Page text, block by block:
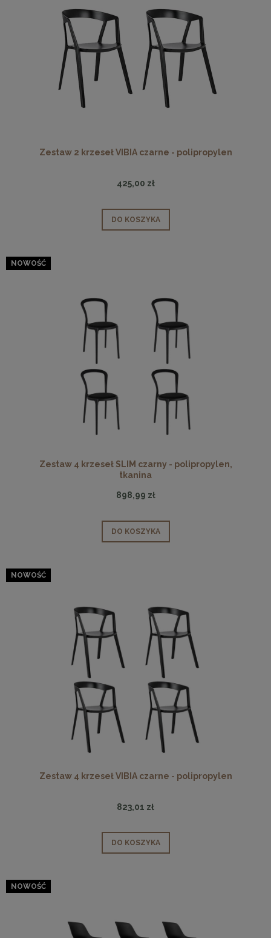
Zestaw 2 krzeseł VIBIA czarne - polipropylen
425,00 zł
DO KOSZYKA
Zestaw 4 krzeseł SLIM czarny - polipropylen,
tkanina
898,99 zł
DO KOSZYKA
NOWOŚĆ
Zestaw 4 krzeseł VIBIA czarne - polipropylen
823,01 zł
DO KOSZYKA
NOWOŚĆ
NOWOŚĆ